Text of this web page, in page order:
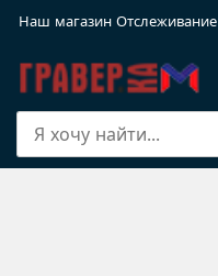
Наш магазин Отслеживание